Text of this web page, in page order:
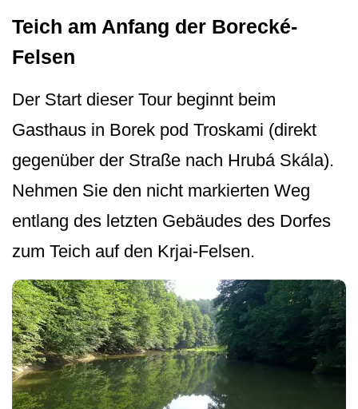
Teich am Anfang der Borecké-
Felsen
Der Start dieser Tour beginnt beim
Gasthaus in Borek pod Troskami (direkt
gegenüber der Straße nach Hrubá Skála).
Nehmen Sie den nicht markierten Weg
entlang des letzten Gebäudes des Dorfes
zum Teich auf den Krjai-Felsen.